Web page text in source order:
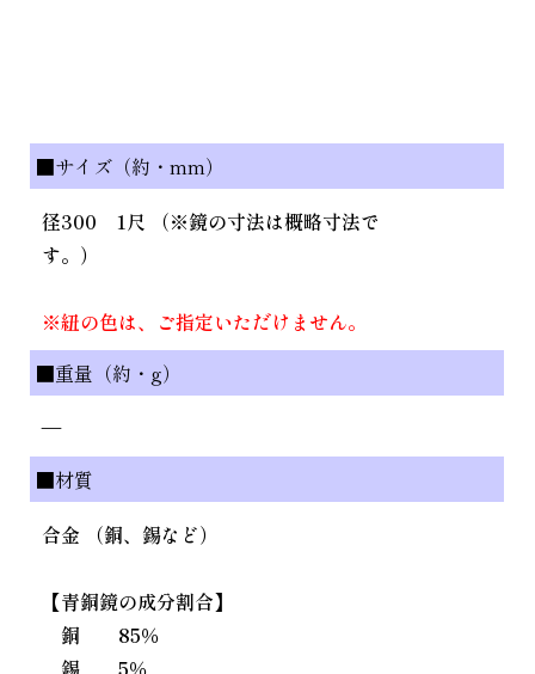
■サイズ（約・mm）
径300 1尺 （※鏡の寸法は概略寸法で
す。）
※紐の色は、ご指定いただけません。
■重量（約・g）
—
■材質
合金 （銅、錫など）
【青銅鏡の成分割合】
銅 85％
錫 5％